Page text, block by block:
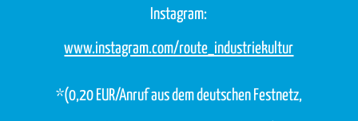
Instagram:
www.instagram.com/route_industriekultur
*(0,20 EUR/Anruf aus dem deutschen Festnetz,